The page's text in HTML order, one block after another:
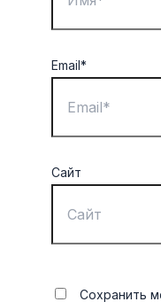
Email*
Сайт
Сохранить